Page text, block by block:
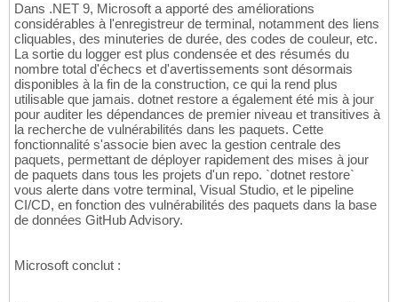
Dans .NET 9, Microsoft a apporté des améliorations
considérables à l'enregistreur de terminal, notamment des liens
cliquables, des minuteries de durée, des codes de couleur, etc.
La sortie du logger est plus condensée et des résumés du
nombre total d'échecs et d'avertissements sont désormais
disponibles à la fin de la construction, ce qui la rend plus
utilisable que jamais. dotnet restore a également été mis à jour
pour auditer les dépendances de premier niveau et transitives à
la recherche de vulnérabilités dans les paquets. Cette
fonctionnalité s'associe bien avec la gestion centrale des
paquets, permettant de déployer rapidement des mises à jour
de paquets dans tous les projets d'un repo. `dotnet restore`
vous alerte dans votre terminal, Visual Studio, et le pipeline
CI/CD, en fonction des vulnérabilités des paquets dans la base
de données GitHub Advisory.
Microsoft conclut :